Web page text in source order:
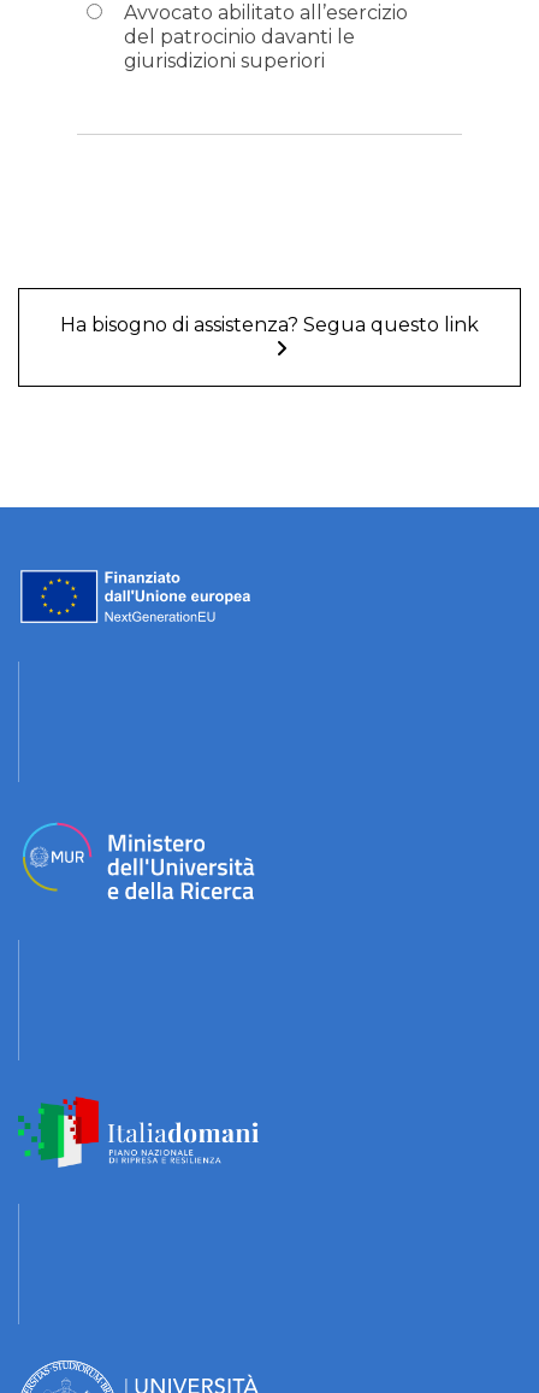
Avvocato abilitato all’esercizio
del patrocinio davanti le
giurisdizioni superiori
Ha bisogno di assistenza? Segua questo link